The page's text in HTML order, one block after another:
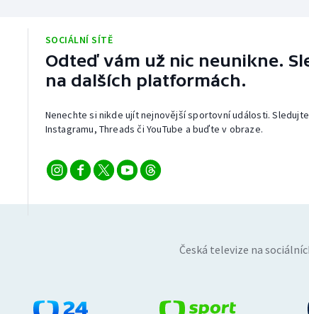
SOCIÁLNÍ SÍTĚ
Odteď vám už nic neunikne.
na dalších platformách.
Nenechte si nikde ujít nejnovější sportovní události. Sledujte
Instagramu, Threads či YouTube a buďte v obraze.
Česká televize na